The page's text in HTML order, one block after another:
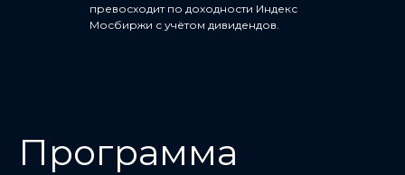
превосходит по доходности Индекс
Мосбиржи с учётом дивидендов.
Программа